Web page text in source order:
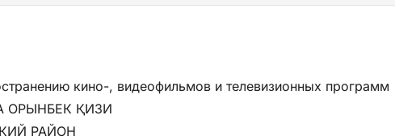
кино-, видеофильмов и телевизионных программ
ОРЫНБЕК ҚИЗИ
РАЙОН